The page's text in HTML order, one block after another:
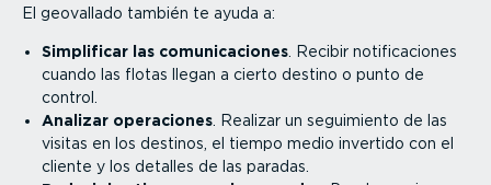
El geovallado también te ayuda a:
Simplificar las comuni­ca­ciones. Recibir notifi­ca­ciones
cuando las flotas llegan a cierto destino o punto de
control.
Analizar operaciones. Realizar un seguimiento de las
visitas en los destinos, el tiempo medio invertido con el
cliente y los detalles de las paradas.